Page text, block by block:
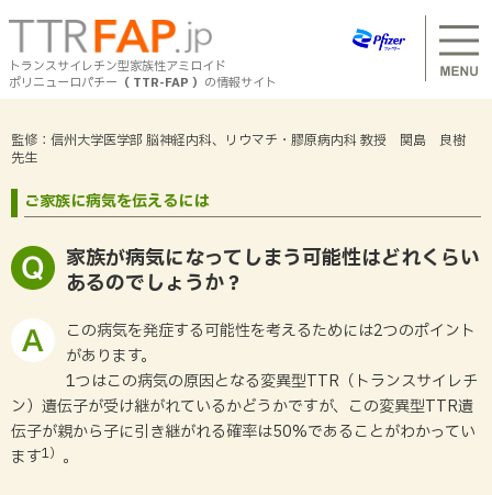
トランスサイレチン型家族性アミロイド
ポリニューロパチー （ TTR-FAP ） の情報サイト
mega
menu
for
トランスサイレチン型家族性アミロイドポリニュー
ロパチーを知りたい方へ
チーはどんな病気？
チーの概説
トランスサイレチン型家族性アミロイドポリニュー
ロパチーと診断された方へ
トランスサイレチン型家族性アミロイドポリニューロパ
チーと診断された方へ
トランスサイレチン型家族性アミロイドポリニューロパ
チーについて知る
トランスサイレチン型家族性アミロイドポリニュー
ロパチーと診断された方のご家族のみなさまへ
トランスサイレチン型家族性アミロイドポリニューロパ
チーと診断された方のご家族のみなさまへ
監修：信州大学医学部 脳神経内科、リウマチ・膠原病内科 教授 関島 良樹
先生
ご家族に病気を伝えるには
家族が病気になってしまう可能性はどれくらい
あるのでしょうか？
この病気を発症する可能性を考えるためには2つのポイント
があります。
1つはこの病気の原因となる変異型TTR（トランスサイレチ
ン）遺伝子が受け継がれているかどうかですが、この変異型TTR遺
伝子が親から子に引き継がれる確率は50%であることがわかってい
ます1） 。